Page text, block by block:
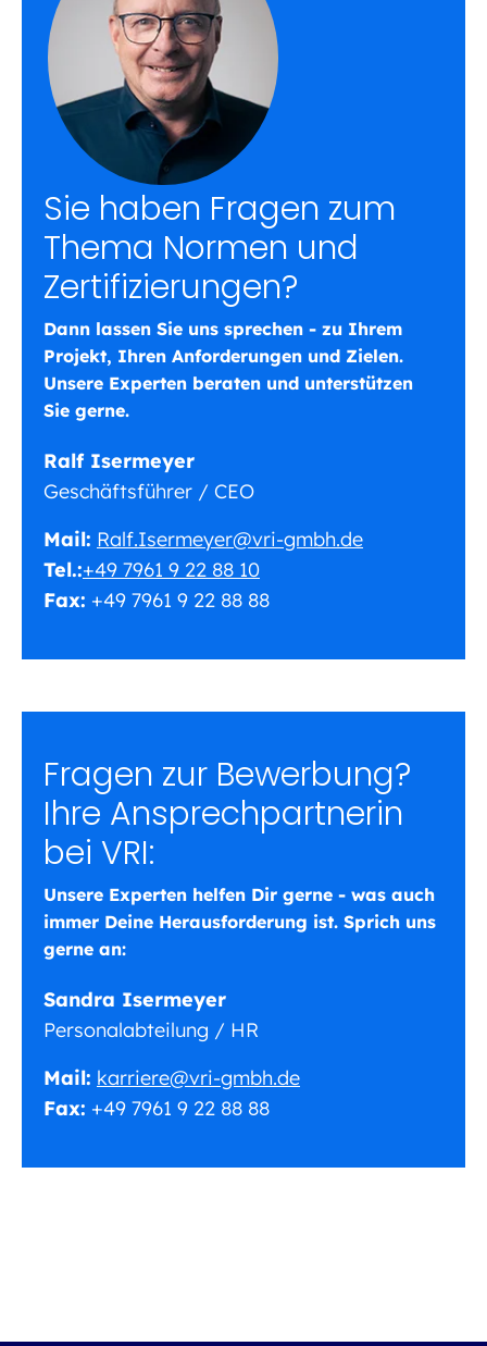
Sie haben Fragen zum
Thema Normen und
Zertifizierungen?
Dann lassen Sie uns sprechen - zu Ihrem
Projekt, Ihren Anforderungen und Zielen.
Unsere Experten beraten und unterstützen
Sie gerne.
Ralf Isermeyer
Geschäftsführer / CEO
Mail: Ralf.Isermeyer@vri-gmbh.de
Tel.:+49 7961 9 22 88 10
Fax: +49 7961 9 22 88 88
Fragen zur Bewerbung?
Ihre Ansprechpartnerin
bei VRI:
Unsere Experten helfen Dir gerne - was auch
immer Deine Herausforderung ist. Sprich uns
gerne an:
Sandra Isermeyer
Personalabteilung / HR
Mail: karriere@vri-gmbh.de
Fax: +49 7961 9 22 88 88